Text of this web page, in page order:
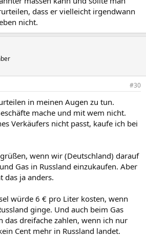
dass er vielleicht irgendwann
nicht.
#30
in meinen Augen zu tun.
mache und mit wem nicht.
Verkäufers nicht passt, kaufe ich bei
wenn wir (Deutschland) darauf
Gas in Russland einzukaufen. Aber
das ja anders.
würde 6 € pro Liter kosten, wenn
ginge. Und auch beim Gas
das dreifache zahlen, wenn ich nur
Cent mehr in Russland landet.